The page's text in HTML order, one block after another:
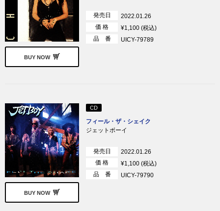
BUY NOW
発売日
2022.01.26
価 格
¥1,100 (税込)
品 番
UICY-79789
BUY NOW
CD
フィール・ザ・シェイク
ジェットボーイ
発売日
2022.01.26
価 格
¥1,100 (税込)
品 番
UICY-79790